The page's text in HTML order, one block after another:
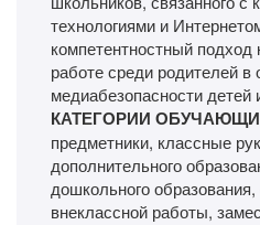
технологиями и
компетентностный подход
работе среди родителей в
медиабезопасности детей
КАТЕГОРИИ
предметники, классные
дополнительного
дошкольного образования,
внеклассной работы,